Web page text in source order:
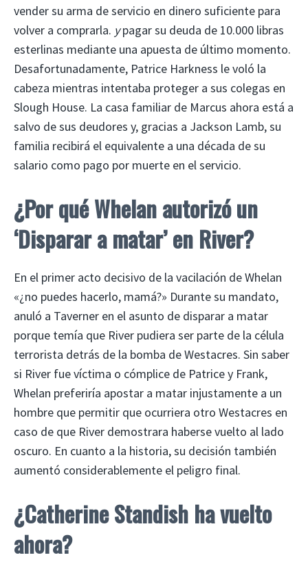
vender su arma de servicio en dinero suficiente para
volver a comprarla. ypagar su deuda de 10.000 libras
esterlinas mediante una apuesta de último momento.
Desafortunadamente, Patrice Harkness le voló la
cabeza mientras intentaba proteger a sus colegas en
Slough House. La casa familiar de Marcus ahora está a
salvo de sus deudores y, gracias a Jackson Lamb, su
familia recibirá el equivalente a una década de su
salario como pago por muerte en el servicio.
¿Por qué Whelan autorizó un
‘Disparar a matar’ en River?
En el primer acto decisivo de la vacilación de Whelan
«¿no puedes hacerlo, mamá?» Durante su mandato,
anuló a Taverner en el asunto de disparar a matar
porque temía que River pudiera ser parte de la célula
terrorista detrás de la bomba de Westacres. Sin saber
si River fue víctima o cómplice de Patrice y Frank,
Whelan preferiría apostar a matar injustamente a un
hombre que permitir que ocurriera otro Westacres en
caso de que River demostrara haberse vuelto al lado
oscuro. En cuanto a la historia, su decisión también
aumentó considerablemente el peligro final.
¿Catherine Standish ha vuelto
ahora?